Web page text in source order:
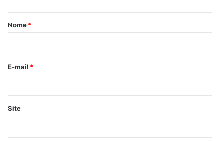
r
*
Nome *
E-mail *
Site